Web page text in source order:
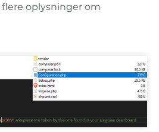
oplysninger om